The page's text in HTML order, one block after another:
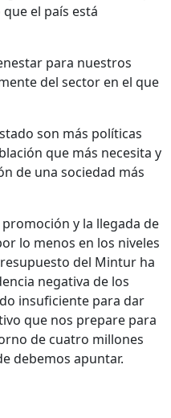
el país está
para nuestros
del sector en el que
son más políticas
que más necesita y
de una sociedad más
y la llegada de
lo menos en los niveles
del Mintur ha
negativa de los
insuficiente para dar
que nos prepare para
de cuatro millones
debemos apuntar.